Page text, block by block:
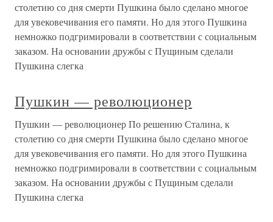
столетию со дня смерти Пушкина было сделано многое
для увековечивания его памяти. Но для этого Пушкина
немножко подгримировали в соответствии с социальным
заказом. На основании дружбы с Пущиным сделали
Пушкина слегка
Пушкин — революционер
Пушкин — революционер По решению Сталина, к
столетию со дня смерти Пушкина было сделано многое
для увековечивания его памяти. Но для этого Пушкина
немножко подгримировали в соответствии с социальным
заказом. На основании дружбы с Пущиным сделали
Пушкина слегка